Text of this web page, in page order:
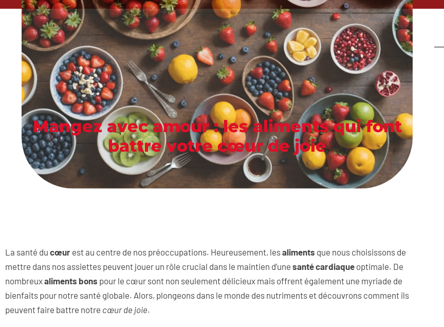
Mangez avec amour : les aliments qui font
battre votre cœur de joie
La santé du cœur est au centre de nos préoccupations. Heureusement, lesaliments que nous choisissons de
mettre dans nos assiettes peuvent jouer un rôle crucial dans le maintien d’une santé cardiaque optimale. De
nombreuxaliments bons pour le cœur sont non seulement délicieux mais offrent également une myriade de
bienfaits pour notre santé globale. Alors, plongeons dans le monde des nutriments et découvrons comment ils
peuvent faire battre notre cœur de joie.